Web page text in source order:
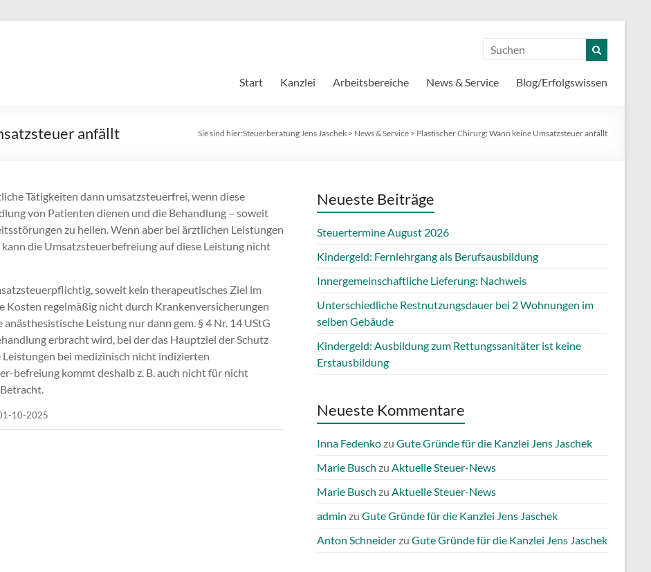
Start Kanzlei Arbeitsbereiche News & Service Blog/Erfolgswissen
anfällt Sie sind hier:Steuerberatung Jens Jaschek > News & Service > Plastischer Chirurg: Wann keine Umsatzsteuer anfällt
Tätigkeiten dann umsatzsteuerfrei, wenn diese
von Patienten dienen und die Behandlung – soweit
zu heilen. Wenn aber bei ärztlichen Leistungen
die Umsatzsteuerbefreiung auf diese Leistung nicht
soweit kein therapeutisches Ziel im
Kosten regelmäßig nicht durch Krankenversicherungen
Leistung nur dann gem. § 4 Nr. 14 UStG
erbracht wird, bei der das Hauptziel der Schutz
bei medizinisch nicht indizierten
befreiung kommt deshalb z. B. auch nicht für nicht
10-2025
Neueste Beiträge
Steuertermine August 2026
Kindergeld: Fernlehrgang als Berufsausbildung
Innergemeinschaftliche Lieferung: Nachweis
Unterschiedliche Restnutzungsdauer bei 2 Wohnungen im
selben Gebäude
Kindergeld: Ausbildung zum Rettungssanitäter ist keine
Erstausbildung
Neueste Kommentare
Inna Fedenkozu Gute Gründe für die Kanzlei Jens Jaschek
Marie Busch zu Aktuelle Steuer-News
Marie Busch zu Aktuelle Steuer-News
admin zu Gute Gründe für die Kanzlei Jens Jaschek
Anton Schneiderzu Gute Gründe für die Kanzlei Jens Jaschek